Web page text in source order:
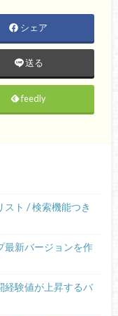
シェア
送る
feedly
ト / 検索機能つき
最新バージョンを作
経験値が上昇するバ